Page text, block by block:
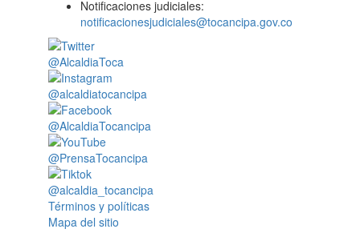
Notificaciones judiciales:
notificacionesjudiciales@tocancipa.gov.co
@AlcaldiaToca
@alcaldiatocancipa
@AlcaldiaTocancipa
@PrensaTocancipa
@alcaldia_tocancipa
Términos y políticas
Mapa del sitio